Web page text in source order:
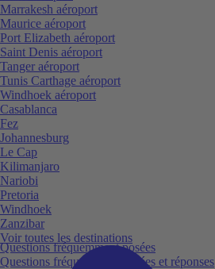
Questions fréquemment posées
Questions fréquemment posées et réponses
Marrakesh aéroport
Maurice aéroport
Port Elizabeth aéroport
Saint Denis aéroport
Tanger aéroport
Tunis Carthage aéroport
Windhoek aéroport
Casablanca
Fez
Johannesburg
Le Cap
Kilimanjaro
Nariobi
Pretoria
Windhoek
Zanzibar
Voir toutes les destinations